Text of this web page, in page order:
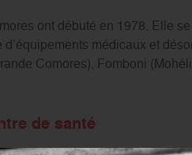
ont débuté en 1978. Elle
médicaux et
Comores), Fomboni
de santé